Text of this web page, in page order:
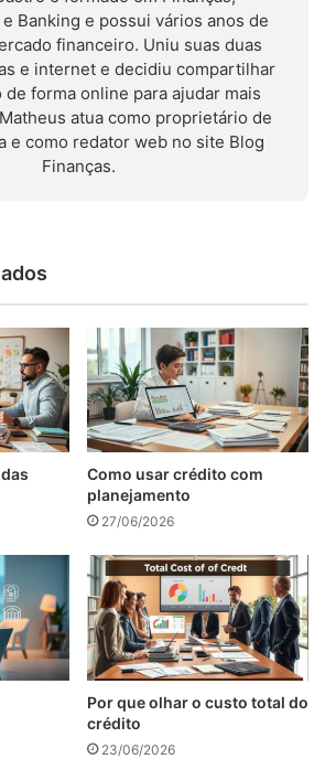
Banking e possui vários anos de
financeiro. Uniu suas duas
e internet e decidiu compartilhar
forma online para ajudar mais
atua como proprietário de
e como redator web no site Blog
Finanças.
Como usar crédito com
planejamento
27/06/2026
Por que olhar o custo total do
crédito
23/06/2026